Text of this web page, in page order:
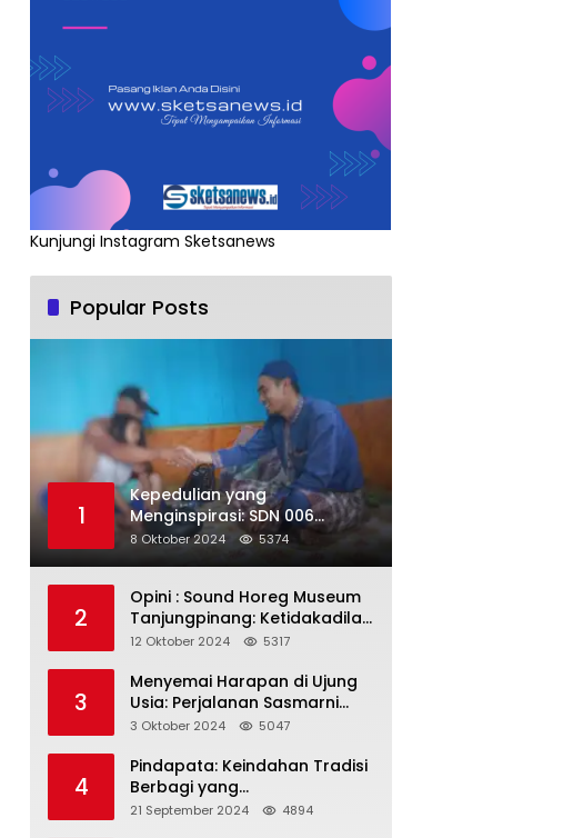
Kunjungi Instagram Sketsanews
Popular Posts
1
Kepedulian yang
Menginspirasi: SDN 006
Merawang Gelar Program
“Berbagi Segenggam Beras”
8 Oktober 2024 5374
2
Opini : Sound Horeg Museum
Tanjungpinang: Ketidakadilan
dalam Representasi
12 Oktober 2024 5317
3
Menyemai Harapan di Ujung
Usia: Perjalanan Sasmarni
dalam Menyentuh Hati dan
3 Oktober 2024 5047
4
Pindapata: Keindahan Tradisi
Berbagi yang
Menghubungkan Umat dalam
21 September 2024 4894